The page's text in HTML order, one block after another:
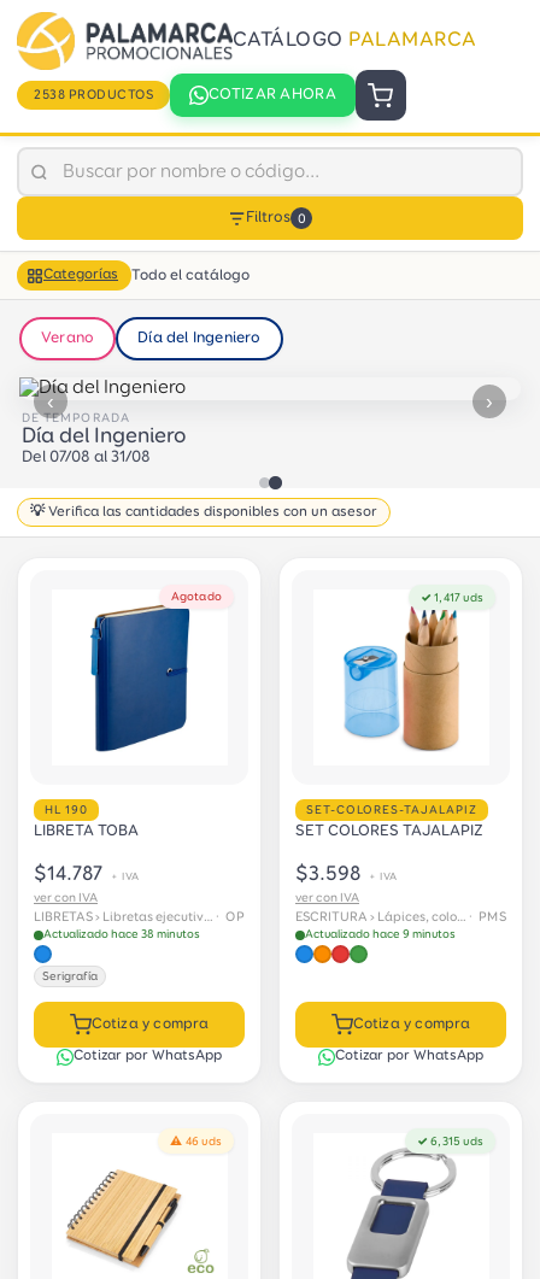
CATÁLOGO PALAMARCA
2538 PRODUCTOS COTIZAR AHORA
Filtros 0
Categorías Todo el catálogo
Verano Día del Ingeniero
DE TEMPORADA
Día del Ingeniero
Del 07/08 al 31/08
‹ ›
💡 Verifica las cantidades disponibles con un asesor
Agotado
HL 190
LIBRETA TOBA
$14.787 + IVA
ver con IVA
· OP
Actualizado hace 38 minutos
Serigrafía
Cotiza y compra
Cotizar por WhatsApp
✓ 1,417 uds
SET-COLORES-TAJALAPIZ
SET COLORES TAJALAPIZ
$3.598 + IVA
ver con IVA
· PMS
Actualizado hace 9 minutos
Cotiza y compra
Cotizar por WhatsApp
⚠ 46 uds ✓ 6,315 uds